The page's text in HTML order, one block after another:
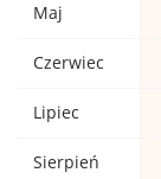
Maj
Czerwiec
Lipiec
Sierpień